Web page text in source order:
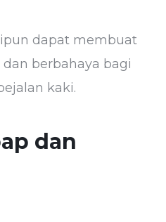
dapat membuat
berbahaya bagi
kaki.
dan